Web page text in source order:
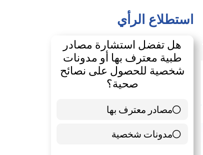
استطلاع الرأي
هل تفضل استشارة مصادر
طبية معترف بها أو مدونات
شخصية للحصول على نصائح
صحية؟
مصادر معترف بها
39 ( 65 % )
مدونات شخصية
21 ( 35 % )